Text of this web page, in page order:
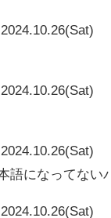
2024.10.26(Sat)
2024.10.26(Sat)
2024.10.26(Sat)
語になってない
2024.10.26(Sat)